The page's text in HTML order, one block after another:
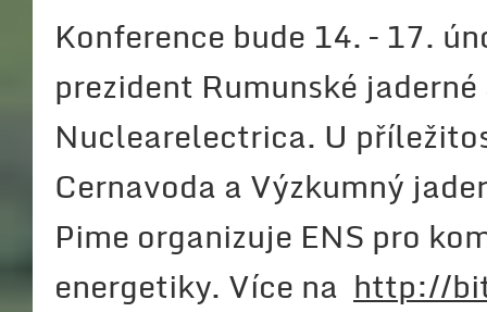
Konference bude 14. – 17.
prezident Rumunské
Nuclearelectrica. U
Cernavoda a Výzkumný
Pime organizuje ENS pro
energetiky. Více na http://